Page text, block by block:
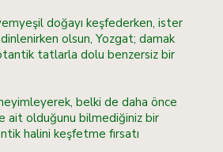
doğayı keşfederken, ister
dinlenirken olsun, Yozgat; damak
tatlarla dolu benzersiz bir
belki de daha önce
ait olduğunu bilmediğiniz bir
halini keşfetme fırsatı